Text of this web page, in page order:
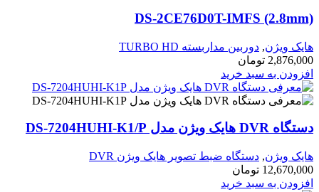
DS-2CE76D0T-IMFS (2.8mm)
هایک ویژن, دوربین مداربسته TURBO HD
2,876,000 تومان
افزودن به سبد خرید
دستگاه DVR هایک ویژن مدل DS-7204HUHI-K1/P
هایک ویژن, دستگاه ضبط تصویر هایک ویژن DVR
12,670,000 تومان
افزودن به سبد خرید